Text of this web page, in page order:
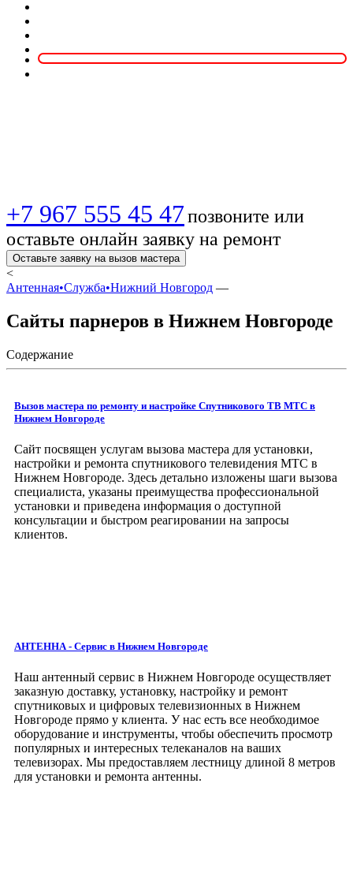
+7 967 555 45 47позвоните или
оставьте онлайн заявку на ремонт
Оставьте заявку на вызов мастера
<
Антенная•Служба•Нижний Новгород —
Сайты парнеров в Нижнем Новгороде
Содержание
Вызов мастера по ремонту и настройке Спутникового ТВ МТС в
Нижнем Новгороде
Сайт посвящен услугам вызова мастера для установки,
настройки и ремонта спутникового телевидения МТС в
Нижнем Новгороде. Здесь детально изложены шаги вызова
специалиста, указаны преимущества профессиональной
установки и приведена информация о доступной
консультации и быстром реагировании на запросы
клиентов.
АНТЕННА - Сервис в Нижнем Новгороде
Наш антенный сервис в Нижнем Новгороде осуществляет
заказную доставку, установку, настройку и ремонт
спутниковых и цифровых телевизионных в Нижнем
Новгороде прямо у клиента. У нас есть все необходимое
оборудование и инструменты, чтобы обеспечить просмотр
популярных и интересных телеканалов на ваших
телевизорах. Мы предоставляем лестницу длиной 8 метров
для установки и ремонта антенны.